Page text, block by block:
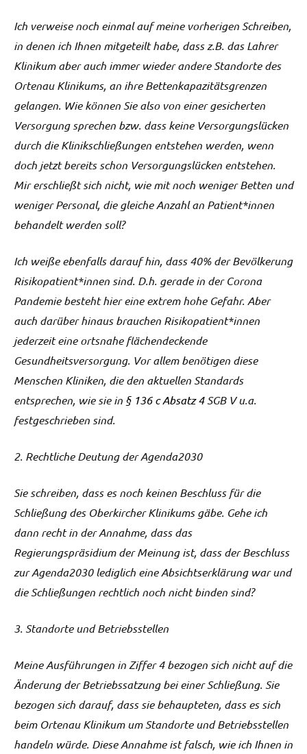
Ich verweise noch einmal auf meine vorherigen Schreiben,
in denen ich Ihnen mitgeteilt habe, dass z.B. das Lahrer
Klinikum aber auch immer wieder andere Standorte des
Ortenau Klinikums, an ihre Bettenkapazitätsgrenzen
gelangen. Wie können Sie also von einer gesicherten
Versorgung sprechen bzw. dass keine Versorgungslücken
durch die Klinikschließungen entstehen werden, wenn
doch jetzt bereits schon Versorgungslücken entstehen.
Mir erschließt sich nicht, wie mit noch weniger Betten und
weniger Personal, die gleiche Anzahl an Patient*innen
behandelt werden soll?
Ich weiße ebenfalls darauf hin, dass 40% der Bevölkerung
Risikopatient*innen sind. D.h. gerade in der Corona
Pandemie besteht hier eine extrem hohe Gefahr. Aber
auch darüber hinaus brauchen Risikopatient*innen
jederzeit eine ortsnahe flächendeckende
Gesundheitsversorgung. Vor allem benötigen diese
Menschen Kliniken, die den aktuellen Standards
entsprechen, wie sie in § 136 c Absatz 4SGB V u.a.
festgeschrieben sind.
2. Rechtliche Deutung der Agenda2030
Sie schreiben, dass es noch keinen Beschluss für die
Schließung des Oberkircher Klinikums gäbe. Gehe ich
dann recht in der Annahme, dass das
Regierungspräsidium der Meinung ist, dass der Beschluss
zur Agenda2030 lediglich eine Absichtserklärung war und
die Schließungen rechtlich noch nicht binden sind?
3. Standorte und Betriebsstellen
Meine Ausführungen in Ziffer 4 bezogen sich nicht auf die
Änderung der Betriebssatzung bei einer Schließung. Sie
bezogen sich darauf, dass sie behaupteten, dass es sich
beim Ortenau Klinikum um Standorte und Betriebsstellen
handeln würde. Diese Annahme ist falsch, wie ich Ihnen in